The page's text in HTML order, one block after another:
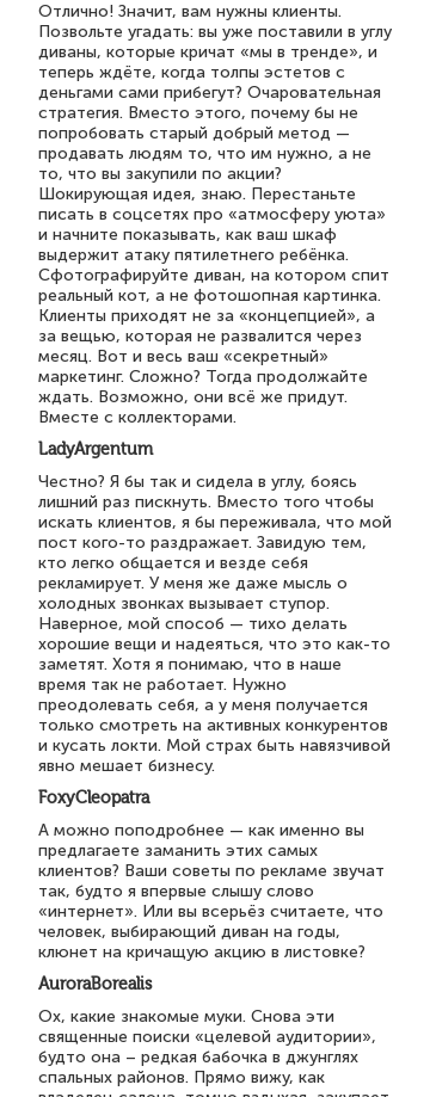
Отлично! Значит, вам нужны клиенты.
Позвольте угадать: вы уже поставили в углу
диваны, которые кричат «мы в тренде», и
теперь ждёте, когда толпы эстетов с
деньгами сами прибегут? Очаровательная
стратегия. Вместо этого, почему бы не
попробовать старый добрый метод —
продавать людям то, что им нужно, а не
то, что вы закупили по акции?
Шокирующая идея, знаю. Перестаньте
писать в соцсетях про «атмосферу уюта»
и начните показывать, как ваш шкаф
выдержит атаку пятилетнего ребёнка.
Сфотографируйте диван, на котором спит
реальный кот, а не фотошопная картинка.
Клиенты приходят не за «концепцией», а
за вещью, которая не развалится через
месяц. Вот и весь ваш «секретный»
маркетинг. Сложно? Тогда продолжайте
ждать. Возможно, они всё же придут.
Вместе с коллекторами.
LadyArgentum
Честно? Я бы так и сидела в углу, боясь
лишний раз пискнуть. Вместо того чтобы
искать клиентов, я бы переживала, что мой
пост кого-то раздражает. Завидую тем,
кто легко общается и везде себя
рекламирует. У меня же даже мысль о
холодных звонках вызывает ступор.
Наверное, мой способ — тихо делать
хорошие вещи и надеяться, что это как-то
заметят. Хотя я понимаю, что в наше
время так не работает. Нужно
преодолевать себя, а у меня получается
только смотреть на активных конкурентов
и кусать локти. Мой страх быть навязчивой
явно мешает бизнесу.
FoxyCleopatra
А можно поподробнее — как именно вы
предлагаете заманить этих самых
клиентов? Ваши советы по рекламе звучат
так, будто я впервые слышу слово
«интернет». Или вы всерьёз считаете, что
человек, выбирающий диван на годы,
клюнет на кричащую акцию в листовке?
AuroraBorealis
Ох, какие знакомые муки. Снова эти
священные поиски «целевой аудитории»,
будто она – редкая бабочка в джунглях
спальных районов. Прямо вижу, как